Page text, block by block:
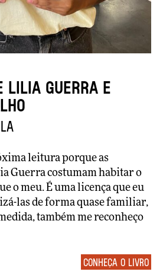
Lilia Guerra e
leitura porque as
Guerra costumam habitar o
o meu. É uma licença que eu
las de forma quase familiar,
também me reconheço
Conheça o livro